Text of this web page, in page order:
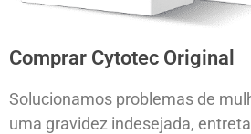
Comprar Cytotec Original
Solucionamos problemas de
uma gravidez indesejada,